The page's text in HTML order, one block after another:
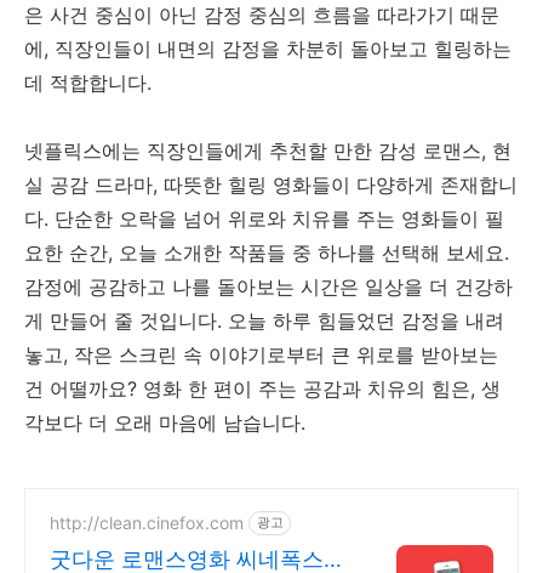
은 사건 중심이 아닌 감정 중심의 흐름을 따라가기 때문
에, 직장인들이 내면의 감정을 차분히 돌아보고 힐링하는
데 적합합니다.
넷플릭스에는 직장인들에게 추천할 만한 감성 로맨스, 현
실 공감 드라마, 따뜻한 힐링 영화들이 다양하게 존재합니
다. 단순한 오락을 넘어 위로와 치유를 주는 영화들이 필
요한 순간, 오늘 소개한 작품들 중 하나를 선택해 보세요.
감정에 공감하고 나를 돌아보는 시간은 일상을 더 건강하
게 만들어 줄 것입니다. 오늘 하루 힘들었던 감정을 내려
놓고, 작은 스크린 속 이야기로부터 큰 위로를 받아보는
건 어떨까요? 영화 한 편이 주는 공감과 치유의 힘은, 생
각보다 더 오래 마음에 남습니다.
http://clean.cinefox.com 광고
굿다운 로맨스영화 씨네폭스